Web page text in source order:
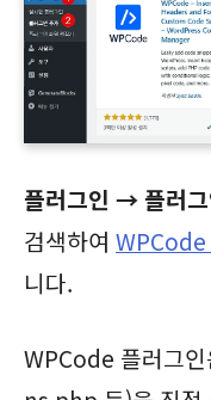
플러그인 → 플러
검색하여 WPCode
니다.
WPCode 플러그